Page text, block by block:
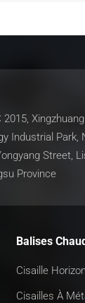
2015,
Industrial Park,
Street,
Province
Balises
Cisaille
Cisailles À